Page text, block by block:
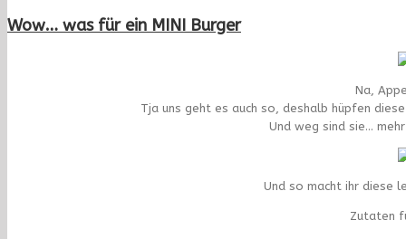
Wow… was für ein MINI Burger
Na,
Tja uns geht es auch so, deshalb hüpfen
Und weg sind sie…
Und so macht ihr diese
Zutaten